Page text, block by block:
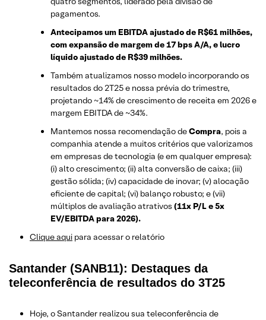
pagamentos.
Antecipamos um EBITDA ajustado de R$61 milhões,
com expansão de margem de 17 bps A/A, e lucro
líquido ajustado de R$39 milhões.
Também atualizamos nosso modelo incorporando os
resultados do 2T25 e nossa prévia do trimestre,
projetando ~14% de crescimento de receita em 2026 e
margem EBITDA de ~34%.
Mantemos nossa recomendação deCompra, pois a
companhia atende a muitos critérios que valorizamos
em empresas de tecnologia (e em qualquer empresa):
(i) alto crescimento; (ii) alta conversão de caixa; (iii)
gestão sólida; (iv) capacidade de inovar; (v) alocação
eficiente de capital; (vi) balanço robusto; e (vii)
múltiplos de avaliação atrativos (11x P/L e 5x
EV/EBITDA para 2026).
Clique aqui para acessar o relatório
Santander (SANB11): Destaques da
teleconferência de resultados do 3T25
Hoje, o Santander realizou sua teleconferência de